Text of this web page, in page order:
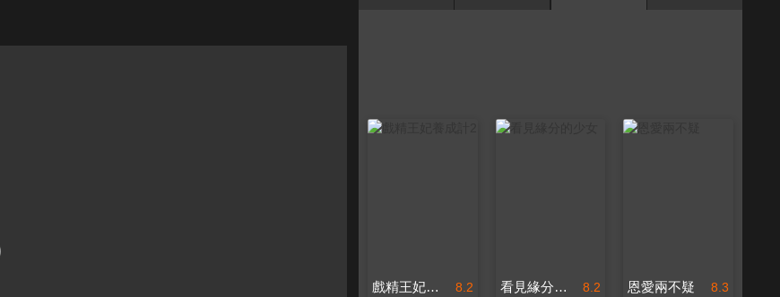
8.2
戲精王妃養成計2 8.2
看見緣分的少女 8.3
恩愛兩不疑